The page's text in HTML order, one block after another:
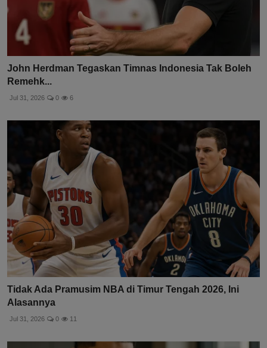
John Herdman Tegaskan Timnas Indonesia Tak Boleh
Remehk...
Jul 31, 2026 0 6
Tidak Ada Pramusim NBA di Timur Tengah 2026, Ini
Alasannya
Jul 31, 2026 0 11